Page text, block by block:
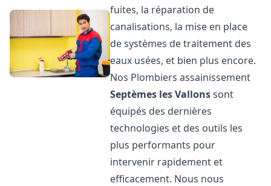
fuites, la réparation de
canalisations, la mise en place
de systèmes de traitement des
eaux usées, et bien plus encore.
Nos Plombiers assainissement
Septèmes les Vallonssont
équipés des dernières
technologies et des outils les
plus performants pour
intervenir rapidement et
efficacement. Nous nous